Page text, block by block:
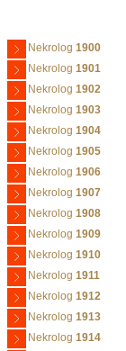
Nekrolog 1900
Nekrolog 1901
Nekrolog 1902
Nekrolog 1903
Nekrolog 1904
Nekrolog 1905
Nekrolog 1906
Nekrolog 1907
Nekrolog 1908
Nekrolog 1909
Nekrolog 1910
Nekrolog 1911
Nekrolog 1912
Nekrolog 1913
Nekrolog 1914